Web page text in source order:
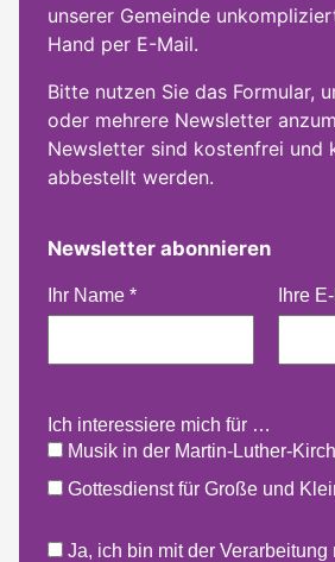
unserer Gemeinde
Hand per E-Mail.
Bitte nutzen Sie das Formular,
oder mehrere Newsletter
Newsletter sind kostenfrei und
abbestellt werden.
Newsletter abonnieren
Ihr Name * Ihre
Ich interessiere mich für …
Musik in der Martin-Luther-
Gottesdienst für Große und
Ja, ich bin mit der Verarbeitung